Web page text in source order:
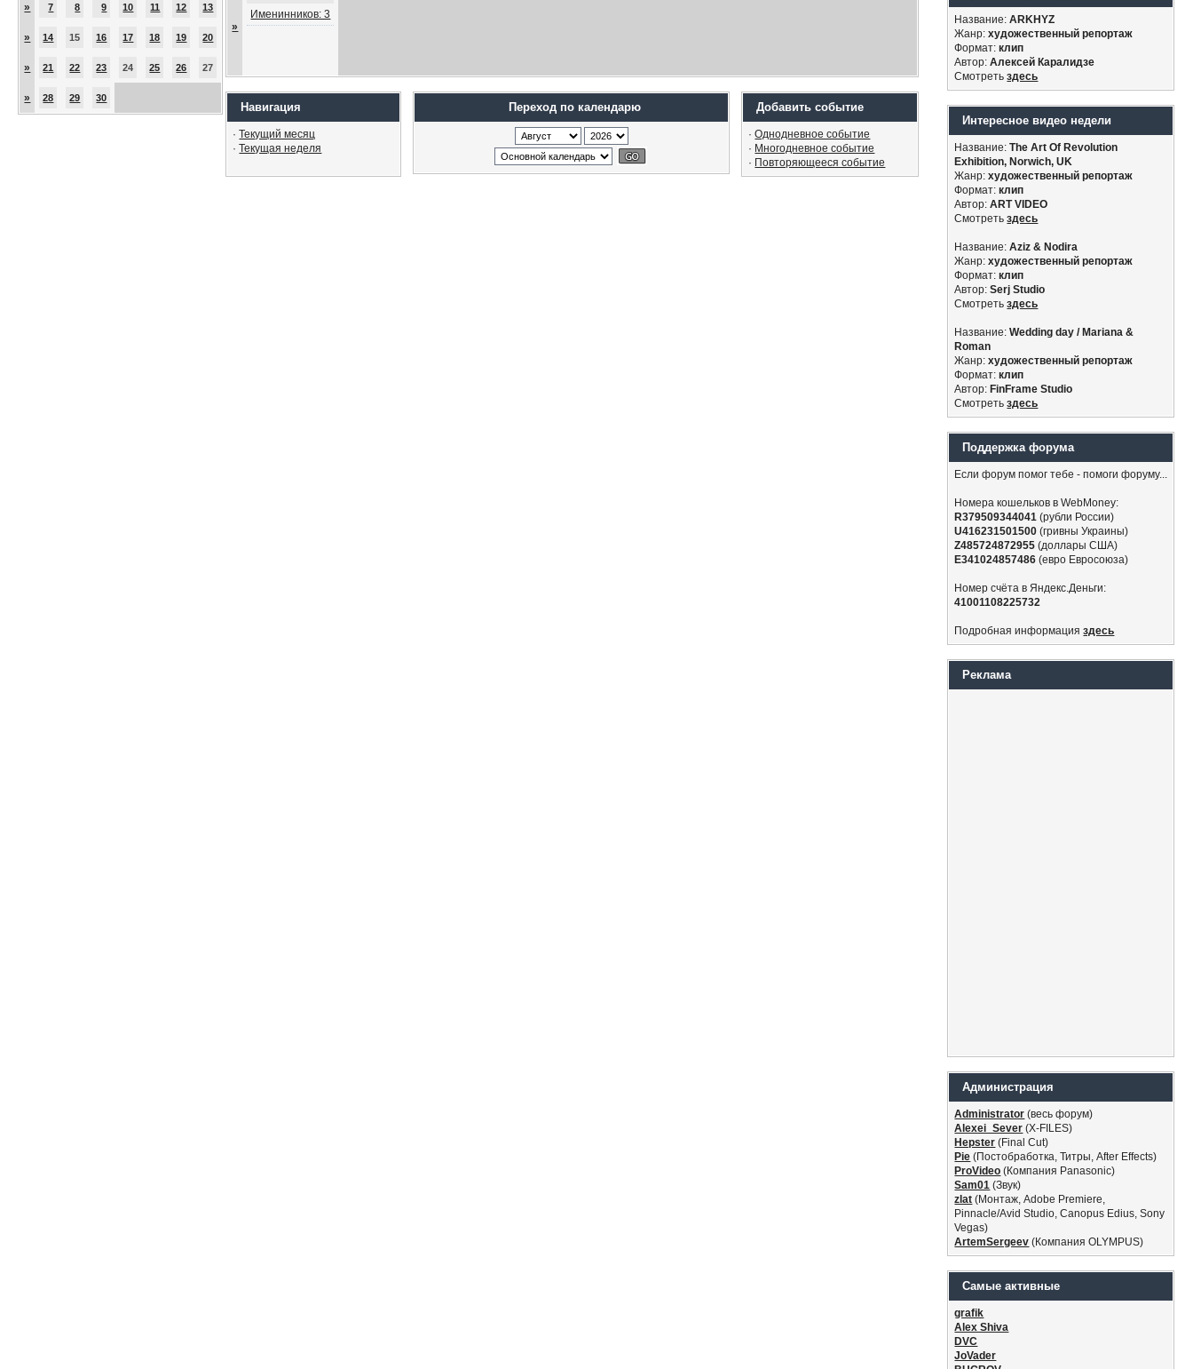
» 7 8 9 10 11 12 13
» 14 15 16 17 18 19 20
» 21 22 23 24 25 26 27
» 28 29 30
»
Именинников: 3
Навигация
·Текущий месяц
·Текущая неделя
Переход по календарю Добавить событие
·Однодневное событие
· Многодневное событие
· Повторяющееся событие
Название:ARKHYZ
Жанр:художественный репортаж
Формат:клип
Автор:Алексей Каралидзе
Смотретьздесь
Интересное видео недели
Название:The Art Of Revolution
Exhibition, Norwich, UK
Жанр:художественный репортаж
Формат:клип
Автор:ART VIDEO
Смотретьздесь
Название:Aziz & Nodira
Жанр:художественный репортаж
Формат:клип
Автор:Serj Studio
Смотретьздесь
Название:Wedding day / Mariana &
Roman
Жанр:художественный репортаж
Формат:клип
Автор: FinFrame Studio
Смотретьздесь
Поддержка форума
Если форум помог тебе - помоги форуму...
Номера кошельков в WebMoney:
R379509344041 (рубли России)
U416231501500 (гривны Украины)
Z485724872955 (доллары США)
E341024857486 (евро Евросоюза)
Номер счёта в Яндекс.Деньги:
41001108225732
Подробная информацияздесь
Реклама
Администрация
Administrator (весь форум)
Alexei_Sever (Х-FILES)
Hepster (Final Cut)
Pie (Постобработка, Титры, After Effects)
ProVideo (Компания Panasonic)
Sam01 (Звук)
zlat (Монтаж, Adobe Premiere,
Pinnacle/Avid Studio, Canopus Edius, Sony
Vegas)
ArtemSergeev (Компания OLYMPUS)
Самые активные
grafik
Alex Shiva
DVC
JoVader